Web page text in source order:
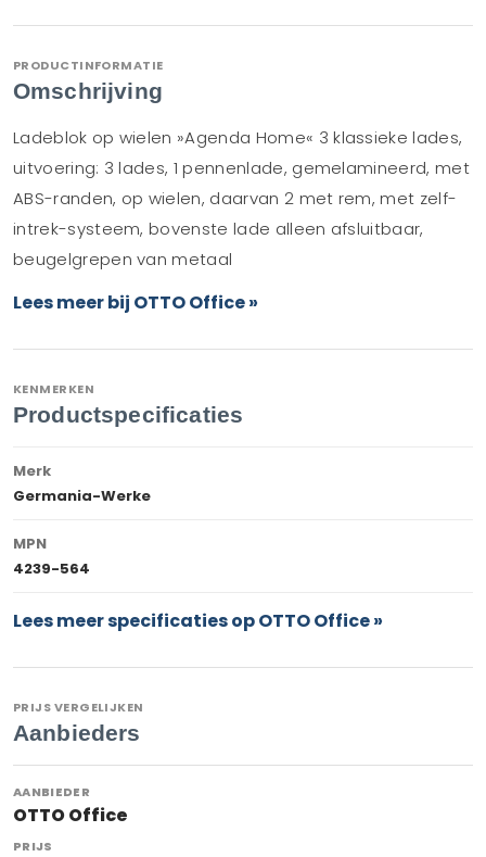
PRODUCTINFORMATIE
Omschrijving
Ladeblok op wielen »Agenda Home« 3 klassieke lades,
uitvoering: 3 lades, 1 pennenlade, gemelamineerd, met
ABS-randen, op wielen, daarvan 2 met rem, met zelf-
intrek-systeem, bovenste lade alleen afsluitbaar,
beugelgrepen van metaal
Lees meer bij OTTO Office »
KENMERKEN
Productspecificaties
Merk
Germania-Werke
MPN
4239-564
Lees meer specificaties op OTTO Office »
PRIJS VERGELIJKEN
Aanbieders
OTTO Office